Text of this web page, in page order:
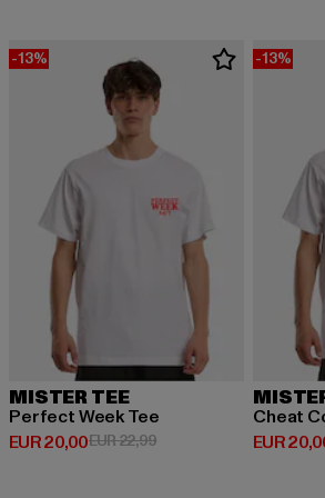
-13%
MISTER TEE
Perfect Week Tee
EUR 20,00
Derzeitiger Preis: EUR 20,00
EUR 22,99Aktionspreis: EUR 22,99
-13%
Cheat
EUR